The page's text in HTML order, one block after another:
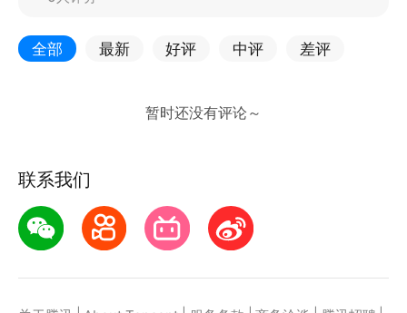
全部 最新 好评 中评 差评
联系我们